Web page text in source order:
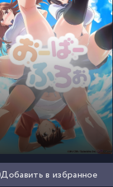
Добавить в избранное